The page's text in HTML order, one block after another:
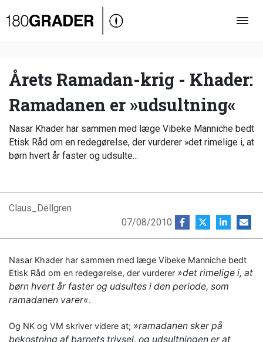
Oversigt
Debat
Video
Podcast
Årets Ramadan-krig - Khader:
Ramadanen er »udsultning«
Nasar Khader har sammen med læge Vibeke Manniche bedt
Etisk Råd om en redegørelse, der vurderer »det rimelige i, at
børn hvert år faster og udsulte...
Claus_Dellgren
07/08/2010
Nasar Khader har sammen med læge Vibeke Manniche bedt
Etisk Råd om en redegørelse, der vurderer »det rimelige i, at
børn hvert år faster og udsultes i den periode, som
ramadanen varer«.
Og NK og VM skriver videre at; »ramadanen sker på
bekostning af barnets trivsel, og udsultningen er at